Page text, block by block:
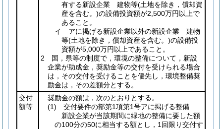
有する新設企業 建物等(土地を除き，償却資
産を含む。)の設備投資額が2,500万円以上で
あること。
イ アに掲げる新設企業以外の新設企業 建物
等(土地を除き，償却資産を含む。)の設備投
資額が5,000万円以上であること。
2 国，県等の制度で，環境の整備について，新設
企業が助成金，奨励金等の交付を受けられる場合
は，その交付を受けることを優先し，環境整備奨
励金は，その差額分とする。
交付
額等
奨励金の額は，次のとおりとする。
(1) 交付要件の部第1項第1号アに掲げる整備
新設企業が当該期間に緑地の整備に要した額
の100分の50に相当する額とし，1回限り交付す